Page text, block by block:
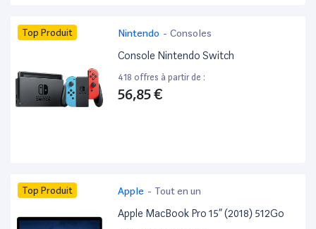
Top Produit Nintendo - Consoles
Console Nintendo Switch
418 offres à partir de :
56,85 €
Top Produit Apple - Tout en un
Apple MacBook Pro 15” (2018) 512Go